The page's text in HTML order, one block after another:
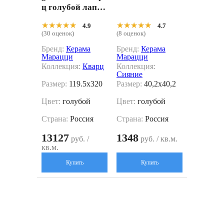
ц голубой лаппа
езной 119.5x320
★★★★★
★★★★★
4.9
(30 оценок)
Бренд: Керама
Марацци
Коллекция: Кварц
Размер: 119.5x320
Цвет: голубой
Страна: Россия
13127 руб. /
кв.м.
Купить
★★★★★
★★★★★
4.7
(8 оценок)
Бренд: Керама
Марацци
Коллекция:
Сияние
Размер: 40,2x40,2
Цвет: голубой
Страна: Россия
1348 руб. / кв.м.
Купить